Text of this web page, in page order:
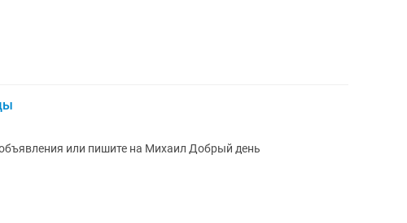
или пишите на Михаил Добрый день